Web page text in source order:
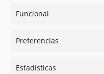
Funcional
Preferencias
Estadísticas
Guías
Redes sociales
Instagram